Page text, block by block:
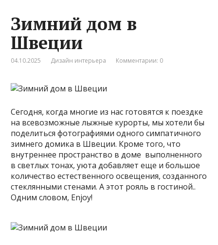
Зимний дом в
Швеции
04.10.2025 Дизайн интерьера Комментарии: 0
Сегодня, когда многие из нас готовятся к поездке
на всевозможные лыжные курорты, мы хотели бы
поделиться фотографиями одного симпатичного
зимнего домика в Швеции. Кроме того, что
внутреннее пространство в доме выполненного
в светлых тонах, уюта добавляет еще и большое
количество естественного освещения, созданного
стеклянными стенами. А этот рояль в гостиной..
Одним словом, Enjoy!